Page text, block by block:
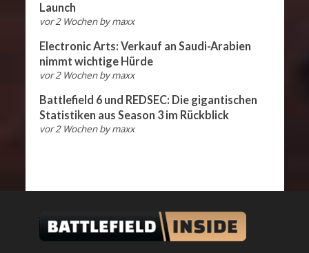
Launch
vor 2 Wochen bymaxx
Electronic Arts: Verkauf an Saudi-Arabien
nimmt wichtige Hürde
vor 2 Wochen bymaxx
Battlefield 6 und REDSEC: Die gigantischen
Statistiken aus Season 3 im Rückblick
vor 2 Wochen bymaxx